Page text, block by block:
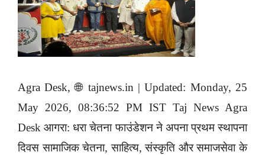
Agra Desk, 🌐 tajnews.in | Updated: Monday, 25
May 2026, 08:36:52 PM IST Taj News Agra
Desk आगरा: धरा चेतना फाउंडेशन ने अपना प्रथम स्थापना
दिवस सामाजिक चेतना, साहित्य, संस्कृति और समाजसेवा के